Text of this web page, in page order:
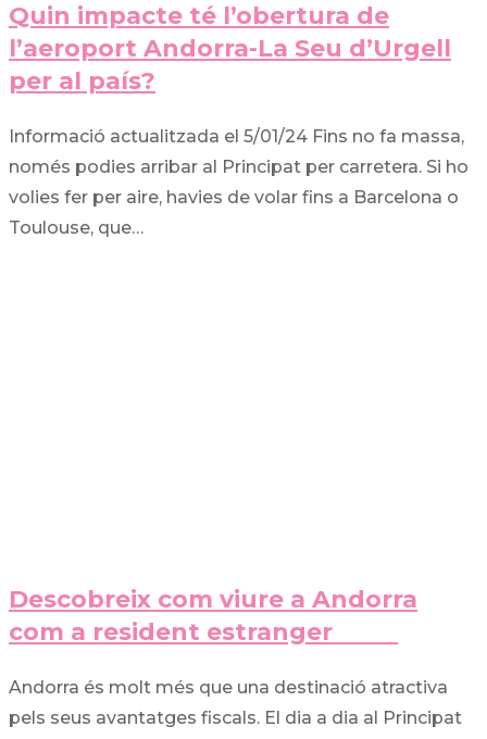
Quin impacte té l’obertura de
l’aeroport Andorra-La Seu d’Urgell
per al país?
Informació actualitzada el 5/01/24 Fins no fa massa,
només podies arribar al Principat per carretera. Si ho
volies fer per aire, havies de volar fins a Barcelona o
Toulouse, que…
Descobreix com viure a Andorra
com a resident estranger
Andorra és molt més que una destinació atractiva
pels seus avantatges fiscals. El dia a dia al Principat